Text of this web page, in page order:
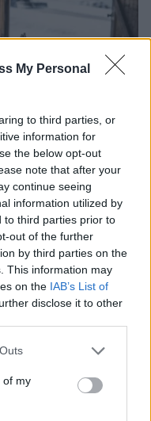
My Personal
to third parties, or
information for
the below opt-out
note that after your
continue seeing
information utilized by
to third parties prior to
out of the further
by third parties on the
This information may
on the IAB’s List of
disclose it to other
one or more Google
You may click to
its third-party tags to
in below Google
of my
agli attrezzi per sci,